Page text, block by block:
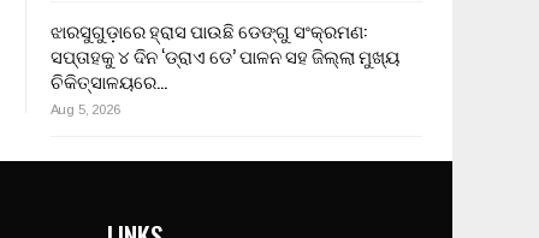
ଝାରସୁଗୁଡ଼ାରେ ହ୍ରାସ ପାଉଛି ଡେଙ୍ଗୁ ସଂକ୍ରମଣ:
ସପ୍ତାହକୁ ୪ ଦିନ ‘ଡ୍ରାଏ ଡେ’ ପାଳନ ସହ ଜିଲ୍ଲା ମୁଖ୍ୟ
ଚିକିତ୍ସାଳୟରେ…
Aug 5, 2026